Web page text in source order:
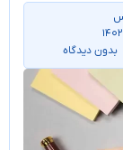
بدون دیدگاه